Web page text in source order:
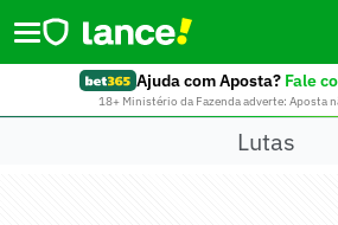
Ajuda com Aposta? Fale
18+ Ministério da Fazenda adverte: Aposta
Lutas